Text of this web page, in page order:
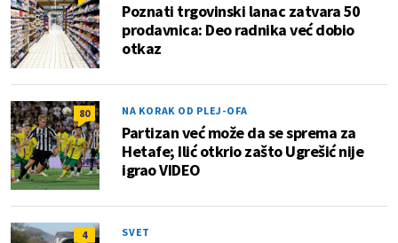
Poznati trgovinski lanac zatvara 50
prodavnica: Deo radnika već dobio
otkaz
80 NA KORAK OD PLEJ-OFA
Partizan već može da se sprema za
Hetafe; Ilić otkrio zašto Ugrešić nije
igrao VIDEO
4 SVET